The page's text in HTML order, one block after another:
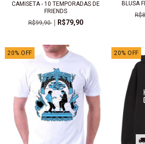
CAMISETA - 10 TEMPORADAS DE
FRIENDS
R$99,90
R$79,90
BLUSA
20% OFF 20% OFF